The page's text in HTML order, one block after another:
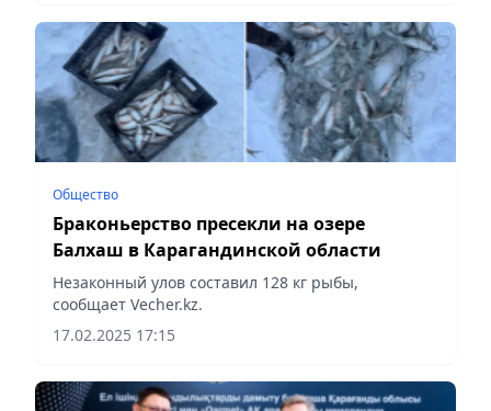
Общество
Браконьерство пресекли на озере
Балхаш в Карагандинской области
Незаконный улов составил 128 кг рыбы,
сообщает Vecher.kz.
17.02.2025 17:15